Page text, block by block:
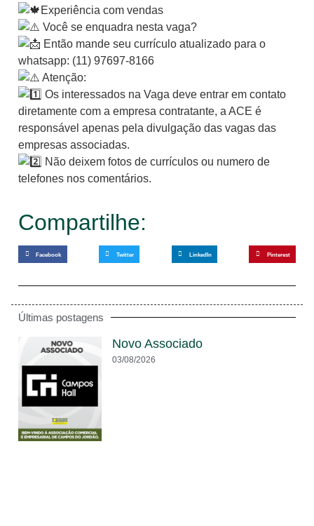
Experiência com vendas
Você se enquadra nesta vaga?
Então mande seu currículo atualizado para o
whatsapp: (11) 97697-8166
Atenção:
Os interessados na Vaga deve entrar em contato
diretamente com a empresa contratante, a ACE é
responsável apenas pela divulgação das vagas das
empresas associadas.
Não deixem fotos de currículos ou numero de
telefones nos comentários.
Compartilhe:
Facebook Twitter LinkedIn Pinterest
Últimas postagens
Novo Associado
03/08/2026